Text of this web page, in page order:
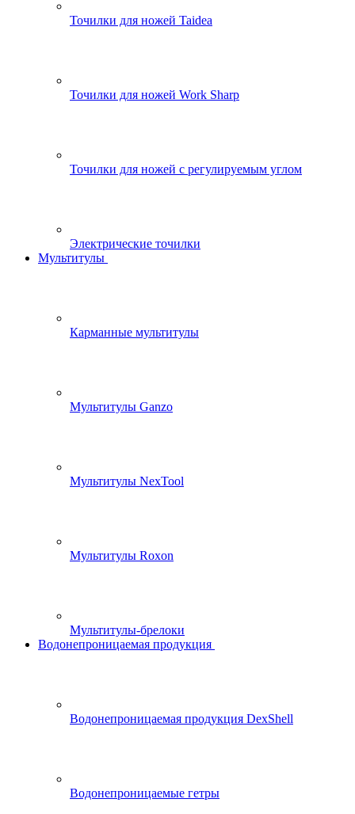
Точилки для ножей Taidea
Точилки для ножей Work Sharp
Точилки для ножей с регулируемым углом
Электрические точилки
Мультитулы
Карманные мультитулы
Мультитулы Ganzo
Мультитулы NexTool
Мультитулы Roxon
Мультитулы-брелоки
Водонепроницаемая продукция
Водонепроницаемая продукция DexShell
Водонепроницаемые гетры